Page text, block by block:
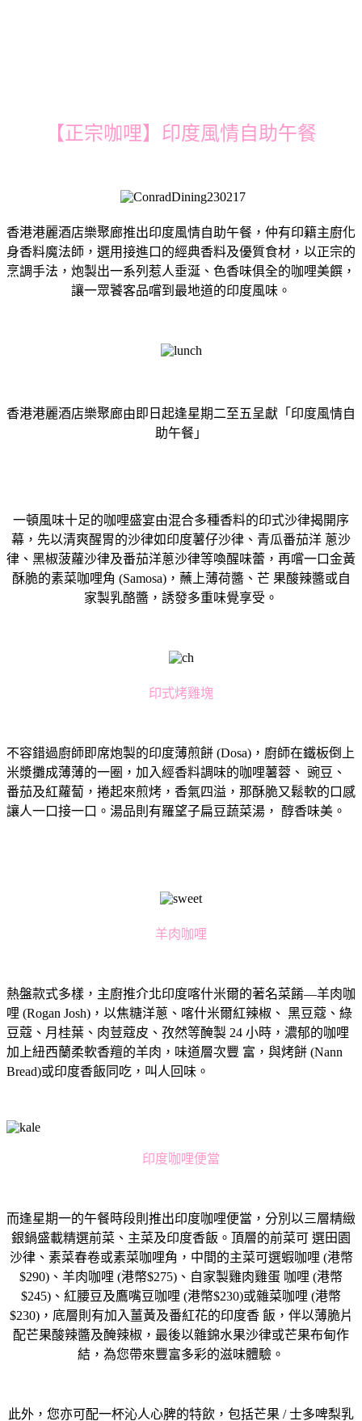
【正宗咖哩】印度風情自助午餐
香港港麗酒店樂聚廊推出印度風情自助午餐，仲有印籍主廚化
身香料魔法師，選用接進口的經典香料及優質食材，以正宗的
烹調手法，炮製出一系列惹人垂涎、色香味俱全的咖哩美饌，
讓一眾饕客品嚐到最地道的印度風味。
香港港麗酒店樂聚廊由即日起逢星期二至五呈獻「 印度風情自
助午餐」
一頓風味十足的咖哩盛宴由混合多種香料的印式沙律揭開序
幕，先以清爽醒胃的沙律如印度薯仔沙律、青瓜番茄洋 蔥沙
律、黑椒菠蘿沙律及番茄洋蔥沙律等喚醒味蕾，再嚐一口金黃
酥脆的素菜咖哩角 (Samosa)，蘸上薄荷醬、芒 果酸辣醬或自
家製乳酪醬，誘發多重味覺享受。
印式烤雞塊
不容錯過廚師即席炮製的印度薄煎餅 (Dosa)，廚師在鐵板倒上
米漿攤成薄薄的一圈，加入經香料調味的咖哩薯蓉、 豌豆、
番茄及紅蘿蔔，捲起來煎烤，香氣四溢，那酥脆又鬆軟的口感
讓人一口接一口。湯品則有羅望子扁豆蔬菜湯， 醇香味美。
羊肉咖哩
熱盤款式多樣，主廚推介北印度喀什米爾的著名菜餚—羊肉咖
哩 (Rogan Josh)，以焦糖洋蔥、喀什米爾紅辣椒、 黑豆蔻、綠
豆蔻、月桂葉、肉荳蔻皮、孜然等醃製 24 小時，濃郁的咖哩
加上紐西蘭柔軟香羶的羊肉，味道層次豐 富，與烤餅 (Nann
Bread)或印度香飯同吃，叫人回味。
印度咖哩便當
而逢星期一的午餐時段則推出印度咖哩便當，分別以三層精緻
銀鍋盛載精選前菜、主菜及印度香飯。頂層的前菜可 選田園
沙律、素菜春卷或素菜咖哩角，中間的主菜可選蝦咖哩 (港幣
$290)、羊肉咖哩 (港幣$275)、自家製雞肉雞蛋 咖哩 (港幣
$245)、紅腰豆及鷹嘴豆咖哩 (港幣$230)或雜菜咖哩 (港幣
$230)，底層則有加入薑黃及番紅花的印度香 飯，伴以薄脆片
配芒果酸辣醬及醃辣椒，最後以雜錦水果沙律或芒果布甸作
結，為您帶來豐富多彩的滋味體驗。
此外，您亦可配一杯沁人心脾的特飲，包括芒果 /士多啤梨乳